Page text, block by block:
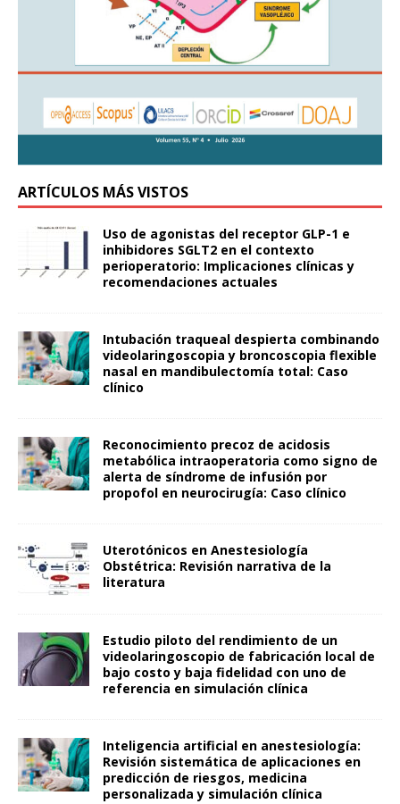
ARTÍCULOS MÁS VISTOS
Uso de agonistas del receptor GLP-1 e
inhibidores SGLT2 en el contexto
perioperatorio: Implicaciones clínicas y
recomendaciones actuales
Intubación traqueal despierta combinando
videolaringoscopia y broncoscopia flexible
nasal en mandibulectomía total: Caso
clínico
Reconocimiento precoz de acidosis
metabólica intraoperatoria como signo de
alerta de síndrome de infusión por
propofol en neurocirugía: Caso clínico
Uterotónicos en Anestesiología
Obstétrica: Revisión narrativa de la
literatura
Estudio piloto del rendimiento de un
videolaringoscopio de fabricación local de
bajo costo y baja fidelidad con uno de
referencia en simulación clínica
Inteligencia artificial en anestesiología:
Revisión sistemática de aplicaciones en
predicción de riesgos, medicina
personalizada y simulación clínica